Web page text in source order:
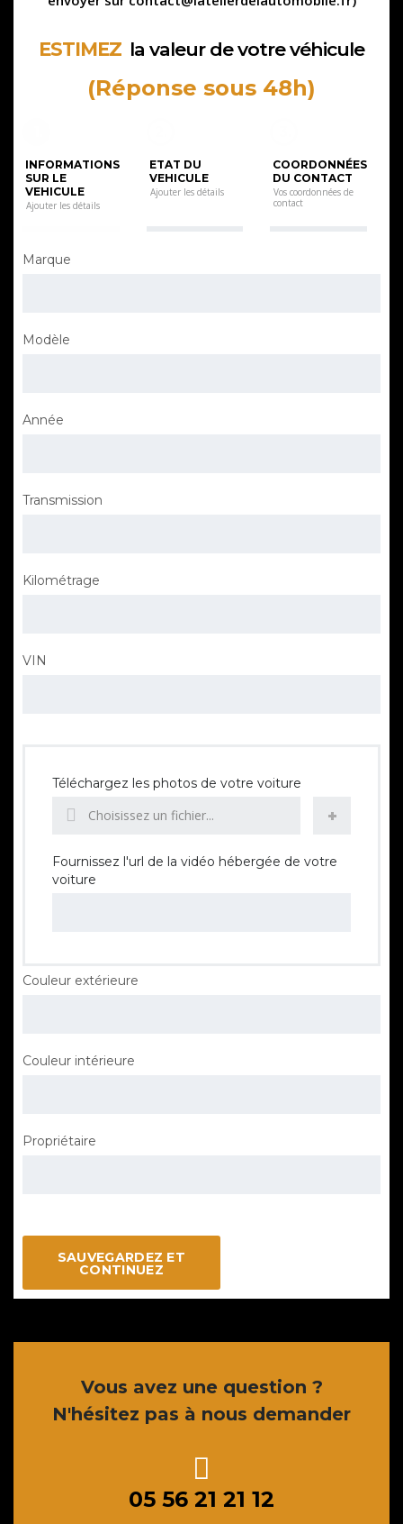
ESTIMEZ la valeur de votre véhicule
(Réponse sous 48h)
Marque
Modèle
Année
Transmission
Kilométrage
VIN
Téléchargez les photos de votre voiture
Choisissez un fichier...
Fournissez l'url de la vidéo hébergée de votre
voiture
Couleur extérieure
Couleur intérieure
Propriétaire
SAUVEGARDEZ ET
CONTINUEZ
Vous avez une question ?
N'hésitez pas à nous demander
05 56 21 21 12